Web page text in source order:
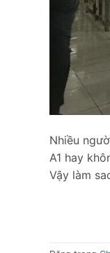
Nhiều
A1 hay
Vậy làm